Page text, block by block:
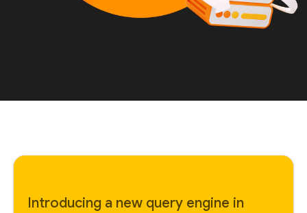
Introducing a new query engine in